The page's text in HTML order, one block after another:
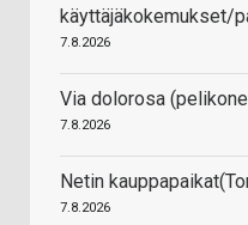
käyttäjäkokemukset/
7.8.2026
Via dolorosa
7.8.2026
Netin
7.8.2026